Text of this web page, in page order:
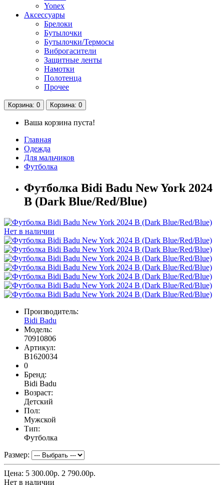
Yonex
Аксессуары
Брелоки
Бутылочки
Бутылочки/Термосы
Виброгасители
Защитные ленты
Намотки
Полотенца
Прочее
Корзина: 0 Корзина: 0
Ваша корзина пуста!
Главная
Одежда
Для мальчиков
Футболка
Футболка Bidi Badu New York 2024
B (Dark Blue/Red/Blue)
Нет в наличии
Производитель:
Bidi Badu
Модель:
70910806
Артикул:
B1620034
0
Бренд:
Bidi Badu
Возраст:
Детский
Пол:
Мужской
Тип:
Футболка
Размер:
Цена: 5 300.00р. 2 790.00р.
Нет в наличии